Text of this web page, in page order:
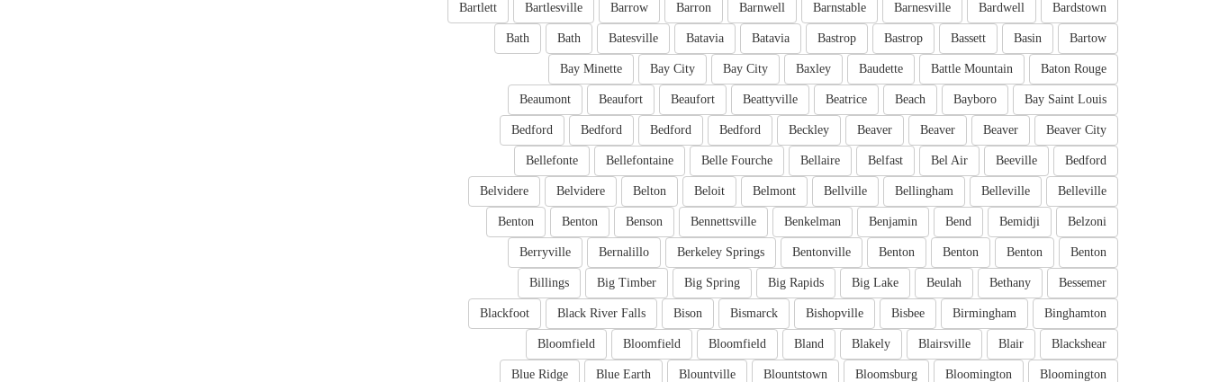
Bardstown
Bardwell
Barnesville
Barnstable
Barnwell
Barron
Barrow
Bartlesville
Bartlett
Bartow
Basin
Bassett
Bastrop
Bastrop
Batavia
Batavia
Batesville
Bath
Bath
Baton Rouge
Battle Mountain
Baudette
Baxley
Bay City
Bay City
Bay Minette
Bay Saint Louis
Bayboro
Beach
Beatrice
Beattyville
Beaufort
Beaufort
Beaumont
Beaver City
Beaver
Beaver
Beaver
Beckley
Bedford
Bedford
Bedford
Bedford
Bedford
Beeville
Bel Air
Belfast
Bellaire
Belle Fourche
Bellefontaine
Bellefonte
Belleville
Belleville
Bellingham
Bellville
Belmont
Beloit
Belton
Belvidere
Belvidere
Belzoni
Bemidji
Bend
Benjamin
Benkelman
Bennettsville
Benson
Benton
Benton
Benton
Benton
Benton
Benton
Bentonville
Berkeley Springs
Bernalillo
Berryville
Bessemer
Bethany
Beulah
Big Lake
Big Rapids
Big Spring
Big Timber
Billings
Binghamton
Birmingham
Bisbee
Bishopville
Bismarck
Bison
Black River Falls
Blackfoot
Blackshear
Blair
Blairsville
Blakely
Bland
Bloomfield
Bloomfield
Bloomfield
Bloomington
Bloomington
Bloomsburg
Blountstown
Blountville
Blue Earth
Blue Ridge